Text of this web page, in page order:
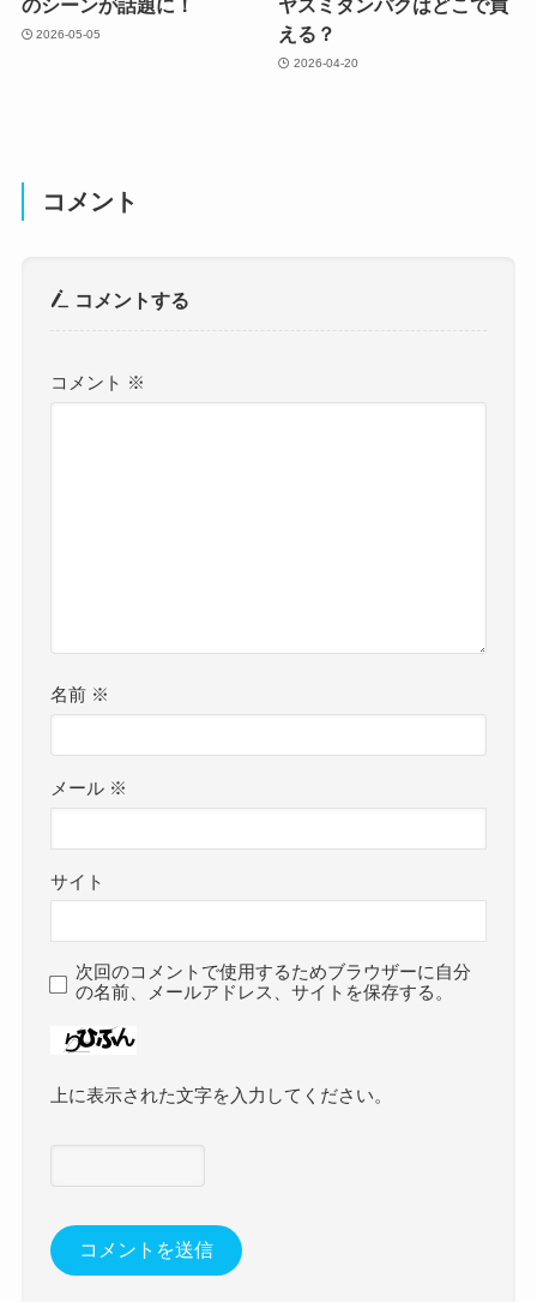
のシーンが話題に！
2026-05-05
ヤスミタンパクはどこで買
える？
2026-04-20
コメント
コメントする
コメント ※
名前 ※
メール ※
サイト
次回のコメントで使用するためブラウザーに自分
の名前、メールアドレス、サイトを保存する。
上に表示された文字を入力してください。